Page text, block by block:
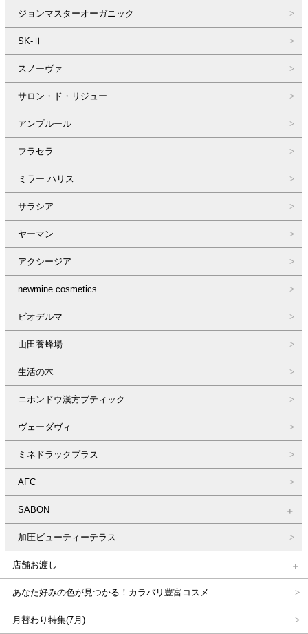
ジョンマスターオーガニック
SK-Ⅱ
スノーヴァ
サロン・ド・リジュー
アンプルール
フラセラ
ミラー ハリス
サラシア
ヤーマン
アクシージア
newmine cosmetics
ビオデルマ
山田養蜂場
生活の木
ニホンドウ漢方ブティック
ヴェーダヴィ
ミネドラックプラス
AFC
SABON
加圧ビューティーテラス
店舗お渡し
あなた好みの色が見つかる！カラバリ豊富コスメ
月替わり特集(7月)